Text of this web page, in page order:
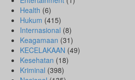
Health (6)
Hukum (415)
Internasional (8)
Keagamaan (31)
KECELAKAAN (49)
Kesehatan (18)
Kriminal (398)